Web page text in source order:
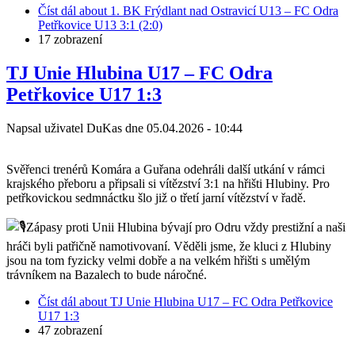
Číst dál about 1. BK Frýdlant nad Ostravicí U13 – FC Odra
Petřkovice U13 3:1 (2:0)
17 zobrazení
TJ Unie Hlubina U17 – FC Odra
Petřkovice U17 1:3
Napsal uživatel DuKas dne 05.04.2026 - 10:44
Svěřenci trenérů Komára a Guřana odehráli další utkání v rámci
krajského přeboru a připsali si vítězství 3:1 na hřišti Hlubiny. Pro
petřkovickou sedmnáctku šlo již o třetí jarní vítězství v řadě.
Zápasy proti Unii Hlubina bývají pro Odru vždy prestižní a naši
hráči byli patřičně namotivovaní. Věděli jsme, že kluci z Hlubiny
jsou na tom fyzicky velmi dobře a na velkém hřišti s umělým
trávníkem na Bazalech to bude náročné.
Číst dál about TJ Unie Hlubina U17 – FC Odra Petřkovice
U17 1:3
47 zobrazení